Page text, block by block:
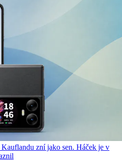
zní jako sen. Háček je v